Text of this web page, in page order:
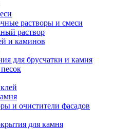
растворы и смеси
раствор
и каминов
для брусчатки и камня
и очистители фасадов
для камня